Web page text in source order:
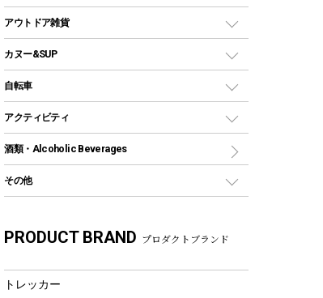
パラソル
テントアクセサリー
ペグ
ポール
グランドシート
ツール
ソロキャンプ用グリル
鉄板、アミ
焚き火台&ストーブ
火起こし
バーベキューツール
燃料・着火剤・炭
クッカーセット
シェラカップ
クッキングツール
ナイフ
カトラリー
マグカップ、カップ
フードボトル
コップ付きタイプ
ワンタッチタイプ
プラスチックボトル
ディズニーボトル
クーラーバッグ
ウォータージャグ
保冷剤
アウトドアキャリー
アウトドア雑貨
バックパック&バッグ
リュック、バックパック
トートバッグ、サコッシュ
ショッピングキャリー
その他アウトドア雑貨
レイン
ツール、他
カヌー&SUP
インフレータブル
カヤック
パドル
ヘルメット
アクセサリー
自転車
折りたたみ自転車
スポーツサイクル
シティサイクル
自転車用アクセサリー
自転車ウェア
アクティビティ
マリン
ラッシュガード
テント
フローティングベスト
酒類・Alcoholic Beverages
その他
湯たんぽ
PRODUCT BRAND プロダクトブランド
トレッカー